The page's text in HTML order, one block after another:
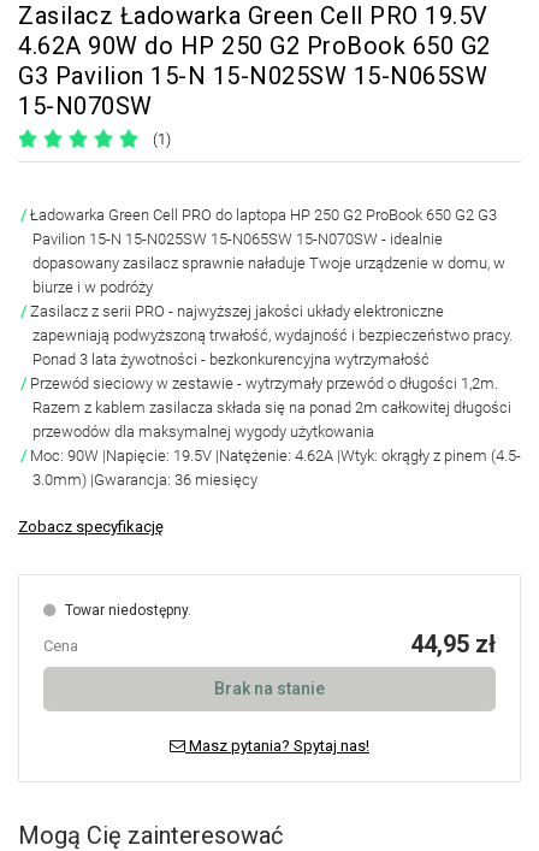
Zasilacz Ładowarka Green Cell PRO 19.5V
4.62A 90W do HP 250 G2 ProBook 650 G2
G3 Pavilion 15-N 15-N025SW 15-N065SW
15-N070SW
(1)
Ładowarka Green Cell PRO do laptopa HP 250 G2 ProBook 650 G2 G3
Pavilion 15-N 15-N025SW 15-N065SW 15-N070SW - idealnie
dopasowany zasilacz sprawnie naładuje Twoje urządzenie w domu, w
biurze i w podróży
Zasilacz z serii PRO - najwyższej jakości układy elektroniczne
zapewniają podwyższoną trwałość, wydajność i bezpieczeństwo pracy.
Ponad 3 lata żywotności - bezkonkurencyjna wytrzymałość
Przewód sieciowy w zestawie - wytrzymały przewód o długości 1,2m.
Razem z kablem zasilacza składa się na ponad 2m całkowitej długości
przewodów dla maksymalnej wygody użytkowania
Moc: 90W |Napięcie: 19.5V |Natężenie: 4.62A |Wtyk: okrągły z pinem (4.5-
3.0mm) |Gwarancja: 36 miesięcy
Zobacz specyfikację
Towar niedostępny.
Cena 44,95 zł
Brak na stanie
Masz pytania? Spytaj nas!
Mogą Cię zainteresować